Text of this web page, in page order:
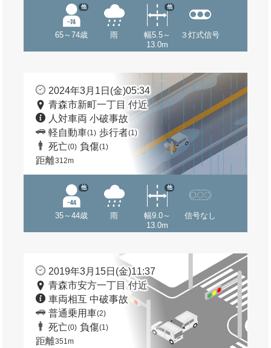
65～74歳
他
雨
幅5.5～
13.0m
他
３灯式信号
2024年3月1日(金)05:34
青森市新町一丁目 付近
人対車両 小破事故
軽自動車(1) 歩行者(1)
死亡(0) 負傷(1)
距離312m
35～44歳
他
雨
幅9.0～
13.0m
他
信号なし
2019年3月15日(金)11:37
青森市安方一丁目 付近
車両相互 中破事故
普通乗用車(2)
死亡(0) 負傷(1)
距離351m